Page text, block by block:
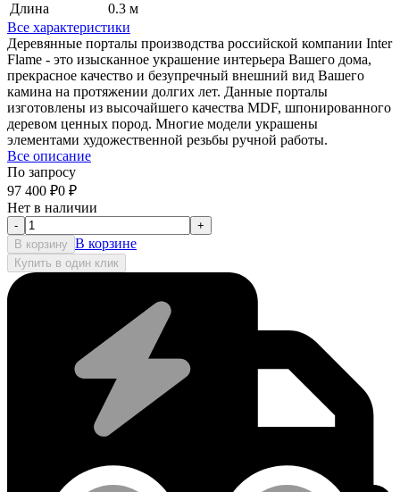
Длина
0.3 м
Все характеристики
Деревянные порталы производства российской компании Inter
Flame - это изысканное украшение интерьера Вашего дома,
прекрасное качество и безупречный внешний вид Вашего
камина на протяжении долгих лет. Данные порталы
изготовлены из высочайшего качества MDF, шпонированного
деревом ценных пород. Многие модели украшены
элементами художественной резьбы ручной работы.
Все описание
По запросу
97 400 ₽0 ₽
Нет в наличии
-
+
В корзину В корзине
Купить в один клик